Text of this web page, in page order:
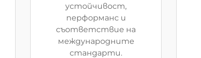
устойчивост,
перформанс и
съответствие на
международните
стандарти.